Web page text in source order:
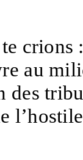
te
au
des